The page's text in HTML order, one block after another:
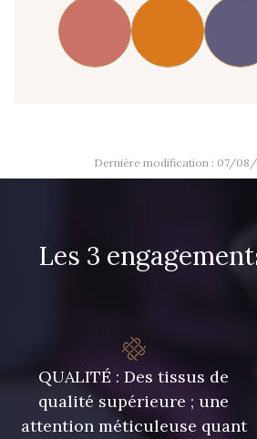
Dernière modification : 07/
Les 3
QUALITÉ : Des tissus de
qualité supérieure ; une
attention méticuleuse quant